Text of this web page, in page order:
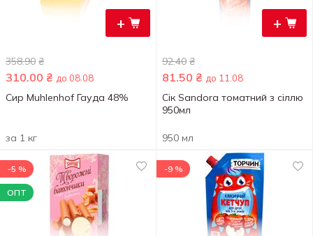
+
358.90 ₴
310.00 ₴ до 08.08
Сир Muhlenhof Гауда 48%
за 1 кг
+
92.40 ₴
81.50 ₴ до 11.08
Сік Sandora томатний з сіллю
950мл
950 мл
-5 %
ОПТ
-9 %